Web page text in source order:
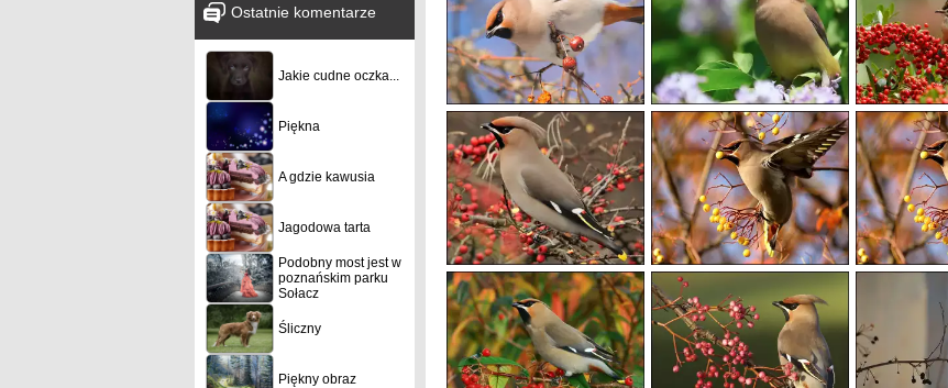
Ostatnie komentarze
Jakie cudne oczka...
Piękna
A gdzie kawusia
Jagodowa tarta
Podobny most jest w
poznańskim parku
Sołacz
Śliczny
Piękny obraz